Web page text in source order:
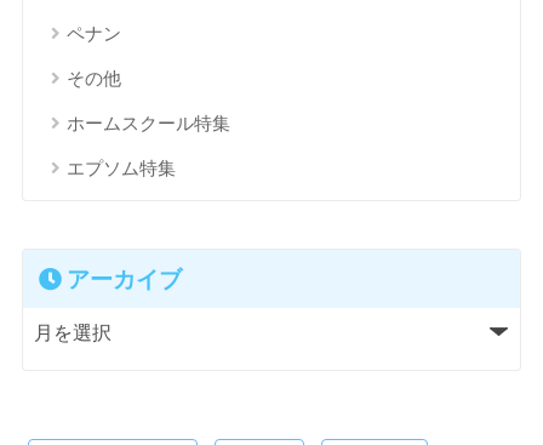
ペナン
その他
ホームスクール特集
エプソム特集
アーカイブ